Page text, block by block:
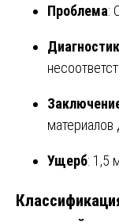
Проблема:
материалов
Ущерб: 1,5